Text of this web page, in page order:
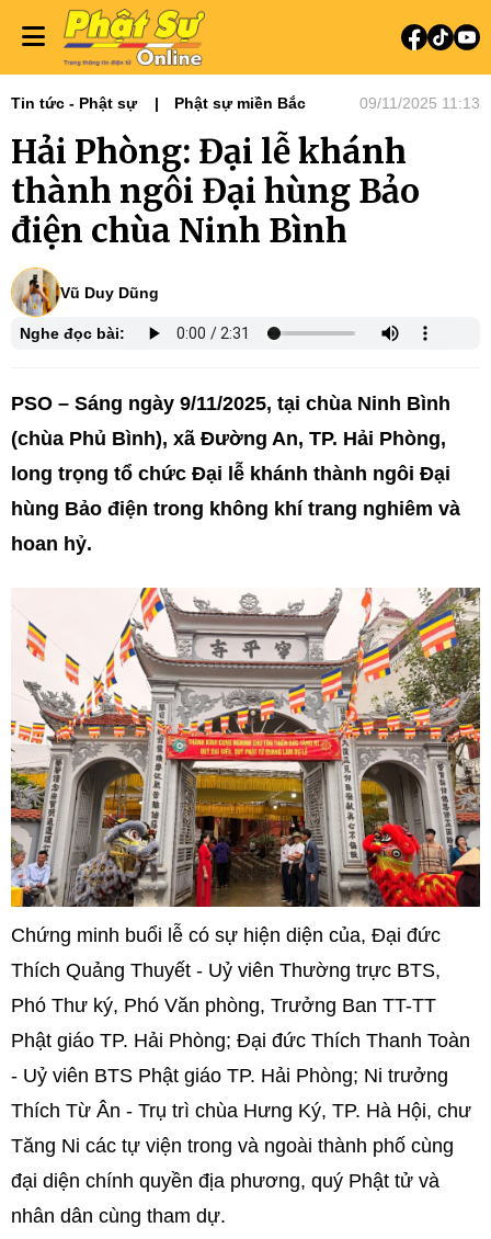
Tin tức - Phật sự Phật sự miền Bắc 09/11/2025 11:13
Hải Phòng: Đại lễ khánh
thành ngôi Đại hùng Bảo
điện chùa Ninh Bình
Vũ Duy Dũng
Nghe đọc bài:
PSO – Sáng ngày 9/11/2025, tại chùa Ninh Bình
(chùa Phủ Bình), xã Đường An, TP. Hải Phòng,
long trọng tổ chức Đại lễ khánh thành ngôi Đại
hùng Bảo điện trong không khí trang nghiêm và
hoan hỷ.
Chứng minh buổi lễ có sự hiện diện của, Đại đức
Thích Quảng Thuyết - Uỷ viên Thường trực BTS,
Phó Thư ký, Phó Văn phòng, Trưởng Ban TT-TT
Phật giáo TP. Hải Phòng; Đại đức Thích Thanh Toàn
- Uỷ viên BTS Phật giáo TP. Hải Phòng; Ni trưởng
Thích Từ Ân - Trụ trì chùa Hưng Ký, TP. Hà Hội, chư
Tăng Ni các tự viện trong và ngoài thành phố cùng
đại diện chính quyền địa phương, quý Phật tử và
nhân dân cùng tham dự.